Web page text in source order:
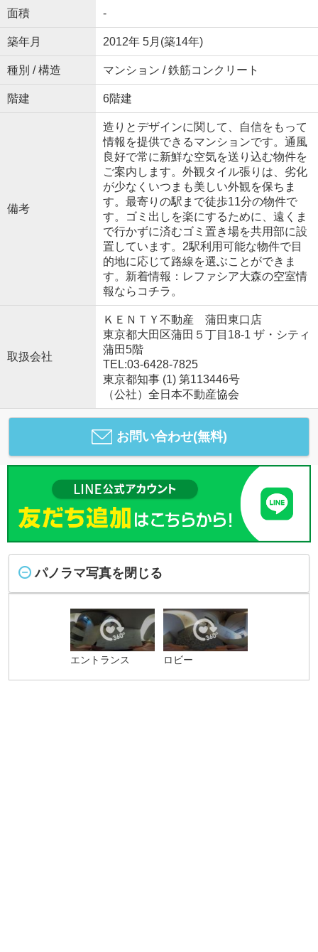
面積 -
築年月 2012年 5月(築14年)
種別 / 構造 マンション / 鉄筋コンクリート
階建 6階建
備考
造りとデザインに関して、自信をもって
情報を提供できるマンションです。通風
良好で常に新鮮な空気を送り込む物件を
ご案内します。外観タイル張りは、劣化
が少なくいつまも美しい外観を保ちま
す。最寄りの駅まで徒歩11分の物件で
す。ゴミ出しを楽にするために、遠くま
で行かずに済むゴミ置き場を共用部に設
置しています。2駅利用可能な物件で目
的地に応じて路線を選ぶことができま
す。新着情報：レファシア大森の空室情
報ならコチラ。
取扱会社
ＫＥＮＴＹ不動産 蒲田東口店
東京都大田区蒲田５丁目18-1 ザ・シティ
蒲田5階
TEL:03-6428-7825
東京都知事 (1) 第113446号
（公社）全日本不動産協会
お問い合わせ(無料)
パノラマ写真を閉じる
エントランス ロビー